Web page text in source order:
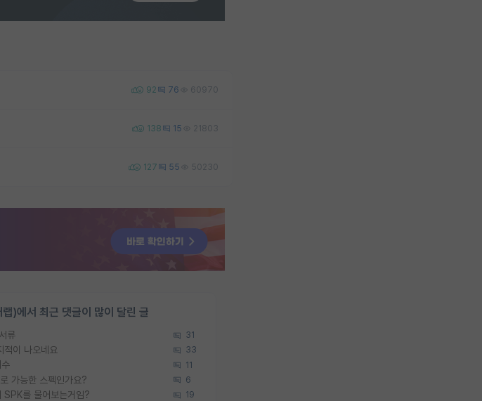
92 76 60970
138 15 21803
127 55 50230
)에서 최근 댓글이 많이 달린 글
류 31
적이 나오네요 33
11
가능한 스펙인가요? 6
SPK를 물어보는거임? 19